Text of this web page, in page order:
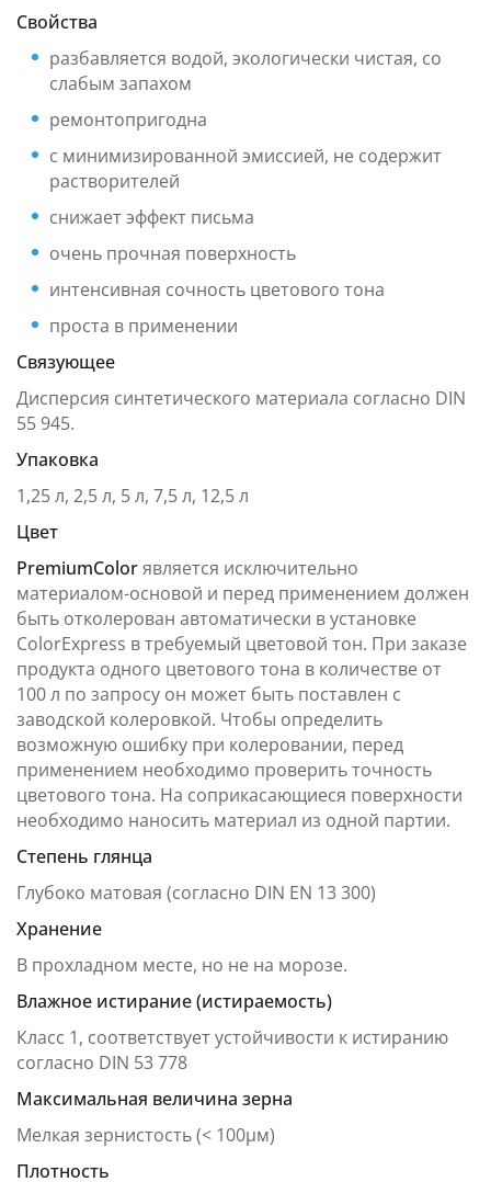
Свойства
разбавляется водой, экологически чистая, со
слабым запахом
ремонтопригодна
с минимизированной эмиссией, не содержит
растворителей
снижает эффект письма
очень прочная поверхность
интенсивная сочность цветового тона
простa в применении
Связующее
Дисперсия синтетического материала согласно DIN
55 945.
Упаковка
1,25 л, 2,5 л, 5 л, 7,5 л, 12,5 л
Цвет
PremiumColorявляется исключительно
материалом-основой и перед применением должен
быть отколерован автоматически в установке
ColorExpress в требуемый цветовой тон. При заказе
продукта одного цветового тона в количестве от
100 л по запросу он может быть поставлен с
заводской колеровкой. Чтобы определить
возможную ошибку при колеровании, перед
применением необходимо проверить точность
цветового тона. На соприкасающиеся поверхности
необходимо наносить материал из одной партии.
Степень глянца
Глубоко матовая (согласно DIN EN 13 300)
Хранение
В прохладном месте, но не на морозе.
Влажное истирание (истираемость)
Класс 1, соответствует устойчивости к истиранию
согласно DIN 53 778
Максимальная величина зерна
Мелкая зернистость (< 100µм)
Плотность